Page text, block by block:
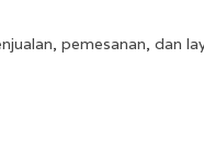
pemesanan, dan